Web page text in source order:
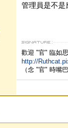
管理員是不是
歡迎 "官" 臨如
http://
（念 "官" 時嘴